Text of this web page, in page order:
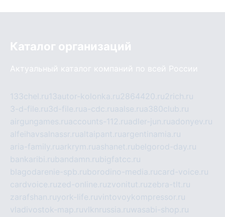
Каталог организаций
Актуальный каталог компаний по всей России
133chel.ru13autor-kolonka.ru2864420.ru2rich.ru
3-d-file.ru3d-file.rua-cdc.ruaalse.rua380club.ru
airgungames.ruaccounts-112.ruadler-jun.ruadonyev.ru
alfeihavsalnassr.rualtaipant.ruargentinamia.ru
aria-family.ruarkrym.ruashanet.rubelgorod-day.ru
bankaribi.rubandamn.rubigfatcc.ru
blagodarenie-spb.ruborodino-media.rucard-voice.ru
cardvoice.ruzed-online.ruzvonitut.ruzebra-tlt.ru
zarafshan.ruyork-life.ruvintovoykompressor.ru
vladivostok-map.ruvlknrussia.ruwasabi-shop.ru